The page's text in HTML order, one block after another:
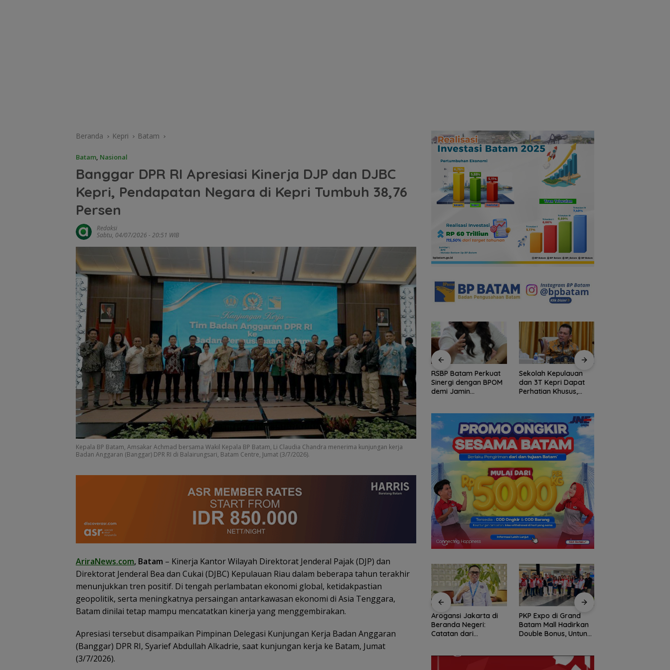
Beranda Kepri Batam
Batam, Nasional
Banggar DPR RI Apresiasi Kinerja DJP dan DJBC
Kepri, Pendapatan Negara di Kepri Tumbuh 38,76
Persen
Redaksi
Sabtu, 04/07/2026 - 20:51 WIB
Kepala BP Batam, Amsakar Achmad bersama Wakil Kepala BP Batam, Li Claudia Chandra menerima kunjungan kerja
Badan Anggaran (Banggar) DPR RI di Balairungsari, Batam Centre, Jumat (3/7/2026).
AriraNews.com, Batam – Kinerja Kantor Wilayah Direktorat Jenderal Pajak (DJP) dan
Direktorat Jenderal Bea dan Cukai (DJBC) Kepulauan Riau dalam beberapa tahun terakhir
menunjukkan tren positif. Di tengah perlambatan ekonomi global, ketidakpastian
geopolitik, serta meningkatnya persaingan antarkawasan ekonomi di Asia Tenggara,
Batam dinilai tetap mampu mencatatkan kinerja yang menggembirakan.
Apresiasi tersebut disampaikan Pimpinan Delegasi Kunjungan Kerja Badan Anggaran
(Banggar) DPR RI, Syarief Abdullah Alkadrie, saat kunjungan kerja ke Batam, Jumat
(3/7/2026).
PKP Expo di Grand
Batam Mall Hadirkan
Double Bonus, Untung
Berkali-kali
Amsakar Achmad
Resmi Buka Batam
Grassroot Football
Festival 2026, Buka
Jalan Talenta Muda
Batam ke Level
Internasional
Persiapan HUT ke-81
RI di Natuna Sudah 80
Persen, Libatkan TNI-
Polri hingga Tim Medis
RSBP Batam Perkuat
Sinergi dengan BPOM
demi Jamin
Keamanan dan Mutu
Obat
Sekolah Kepulauan
dan 3T Kepri Dapat
Perhatian Khusus,
Arogansi Jakarta di
Beranda Negeri:
Catatan dari
Batam
Konjen RI Johor
Rally Wisata dan
International Soccer
Batam Cup 2026
Ratusan Wisatawan
Jelajahi Batam dalam
Family Rally Wisata
Season 3
RSBP Batam Perkuat
demi Jamin
Keamanan dan Mutu
Obat
Arogansi Jakarta di
Catatan dari
Pertemuan Ketua
Umum PWI dan KJK di
PKP Expo di Grand
Batam Mall Hadirkan
Double Bonus, Untung
Amsakar Achmad
Resmi Buka Batam
Grassroot Football
Batam ke Level